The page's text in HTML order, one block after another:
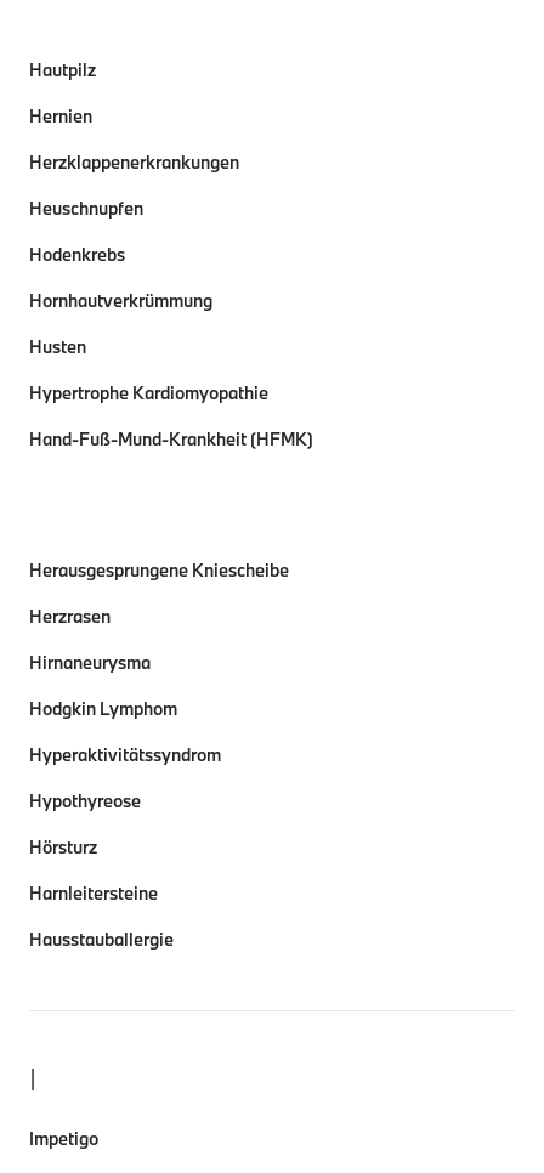
Hautpilz
Hernien
Herzklappenerkrankungen
Heuschnupfen
Hodenkrebs
Hornhautverkrümmung
Husten
Hypertrophe Kardiomyopathie
Hand-Fuß-Mund-Krankheit (HFMK)
Herausgesprungene Kniescheibe
Herzrasen
Hirnaneurysma
Hodgkin Lymphom
Hyperaktivitätssyndrom
Hypothyreose
Hörsturz
Harnleitersteine
Hausstauballergie
I
Impetigo